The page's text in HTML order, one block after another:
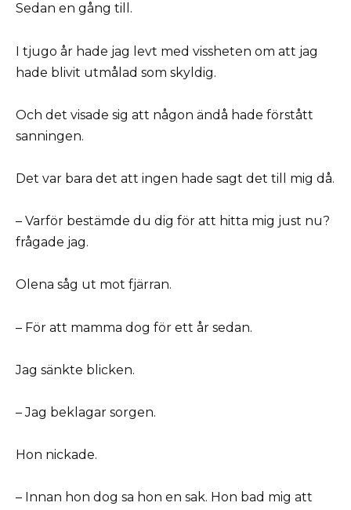
Sedan en gång till.
I tjugo år hade jag levt med vissheten om att jag
hade blivit utmålad som skyldig.
Och det visade sig att någon ändå hade förstått
sanningen.
Det var bara det att ingen hade sagt det till mig då.
– Varför bestämde du dig för att hitta mig just nu?
frågade jag.
Olena såg ut mot fjärran.
– För att mamma dog för ett år sedan.
Jag sänkte blicken.
– Jag beklagar sorgen.
Hon nickade.
– Innan hon dog sa hon en sak. Hon bad mig att